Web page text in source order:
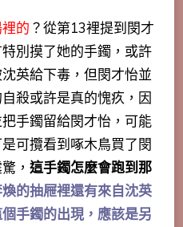
的 ？從第13裡提到閔才
別摸了她的手鐲 ，或許
英給下毒，但閔才怡並
殺或許是真的愧疚，因
手鐲留給閔才怡，可能
可攬看到啄木鳥買了閔
， 這手鐲怎麼會跑到那
的抽屜裡還有來自沈英
手鐲的出現，應該是另